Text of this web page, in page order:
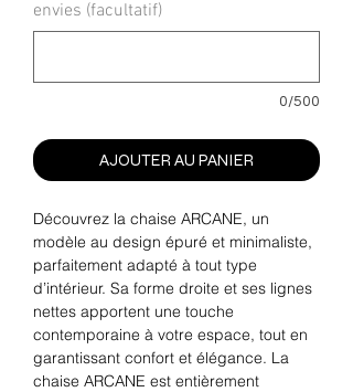
envies (facultatif)
0/500
AJOUTER AU PANIER
Découvrez la chaise ARCANE, un
modèle au design épuré et minimaliste,
parfaitement adapté à tout type
d’intérieur. Sa forme droite et ses lignes
nettes apportent une touche
contemporaine à votre espace, tout en
garantissant confort et élégance. La
chaise ARCANE est entièrement